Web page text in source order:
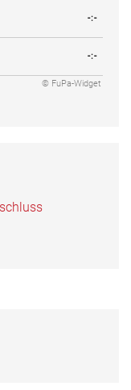
-:-
-:-
© FuPa-Widget